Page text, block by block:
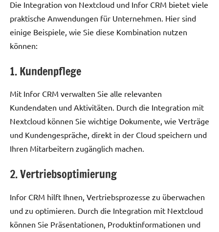
Die Integration von Nextcloud und Infor CRM bietet viele
praktische Anwendungen für Unternehmen. Hier sind
einige Beispiele, wie Sie diese Kombination nutzen
können:
1. Kundenpflege
Mit Infor CRM verwalten Sie alle relevanten
Kundendaten und Aktivitäten. Durch die Integration mit
Nextcloud können Sie wichtige Dokumente, wie Verträge
und Kundengespräche, direkt in der Cloud speichern und
Ihren Mitarbeitern zugänglich machen.
2. Vertriebsoptimierung
Infor CRM hilft Ihnen, Vertriebsprozesse zu überwachen
und zu optimieren. Durch die Integration mit Nextcloud
können Sie Präsentationen, Produktinformationen und